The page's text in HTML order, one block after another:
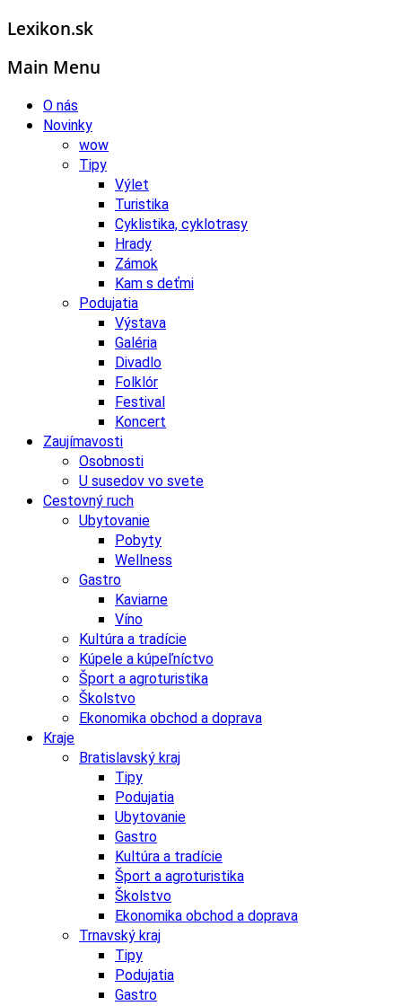
Lexikon.sk
Main Menu
O nás
Novinky
wow
Tipy
Výlet
Turistika
Cyklistika, cyklotrasy
Hrady
Zámok
Kam s deťmi
Podujatia
Výstava
Galéria
Divadlo
Folklór
Festival
Koncert
Zaujímavosti
Osobnosti
U susedov vo svete
Cestovný ruch
Ubytovanie
Pobyty
Wellness
Gastro
Kaviarne
Víno
Kultúra a tradície
Kúpele a kúpeľníctvo
Šport a agroturistika
Školstvo
Ekonomika obchod a doprava
Kraje
Bratislavský kraj
Tipy
Podujatia
Ubytovanie
Gastro
Kultúra a tradície
Šport a agroturistika
Školstvo
Ekonomika obchod a doprava
Trnavský kraj
Tipy
Podujatia
Gastro